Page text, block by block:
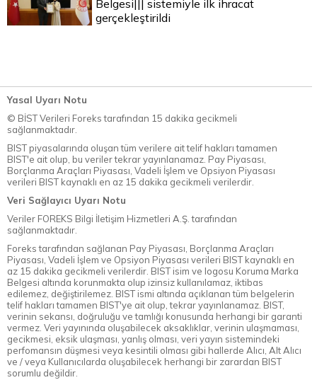
Belgesi||| sistemiyle ilk ihracat
gerçekleştirildi
Yasal Uyarı Notu
© BİST Verileri Foreks tarafından 15 dakika gecikmeli
sağlanmaktadır.
BIST piyasalarında oluşan tüm verilere ait telif hakları tamamen
BIST'e ait olup, bu veriler tekrar yayınlanamaz. Pay Piyasası,
Borçlanma Araçları Piyasası, Vadeli İşlem ve Opsiyon Piyasası
verileri BIST kaynaklı en az 15 dakika gecikmeli verilerdir.
Veri Sağlayıcı Uyarı Notu
Veriler FOREKS Bilgi İletişim Hizmetleri A.Ş. tarafından
sağlanmaktadır.
Foreks tarafından sağlanan Pay Piyasası, Borçlanma Araçları
Piyasası, Vadeli İşlem ve Opsiyon Piyasası verileri BIST kaynaklı en
az 15 dakika gecikmeli verilerdir. BIST isim ve logosu Koruma Marka
Belgesi altında korunmakta olup izinsiz kullanılamaz, iktibas
edilemez, değiştirilemez. BIST ismi altında açıklanan tüm belgelerin
telif hakları tamamen BIST'ye ait olup, tekrar yayınlanamaz. BIST,
verinin sekansı, doğruluğu ve tamlığı konusunda herhangi bir garanti
vermez. Veri yayınında oluşabilecek aksaklıklar, verinin ulaşmaması,
gecikmesi, eksik ulaşması, yanlış olması, veri yayın sistemindeki
perfomansın düşmesi veya kesintili olması gibi hallerde Alıcı, Alt Alıcı
ve / veya Kullanıcılarda oluşabilecek herhangi bir zarardan BIST
sorumlu değildir.